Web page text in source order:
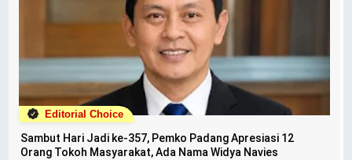
Editorial Choice
Sambut Hari Jadi ke-357, Pemko Padang Apresiasi 12
Orang Tokoh Masyarakat, Ada Nama Widya Navies